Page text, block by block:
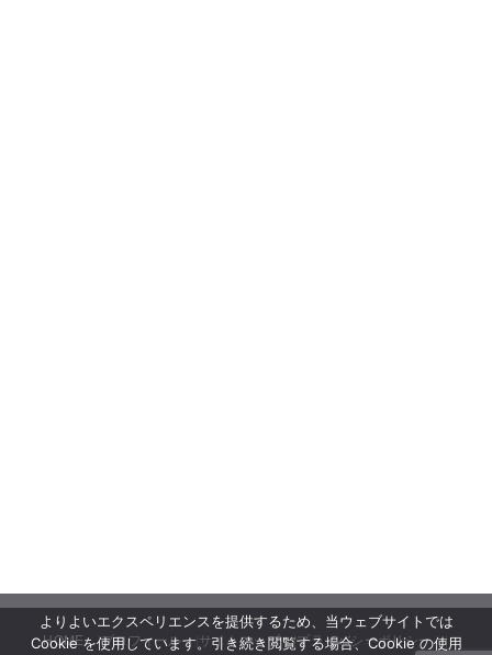
HOME プロフィール サイトマップ
プライバシーポリシー
よりよいエクスペリエンスを提供するため、当ウェブサイトでは
Cookie を使用しています。引き続き閲覧する場合、Cookie の使用